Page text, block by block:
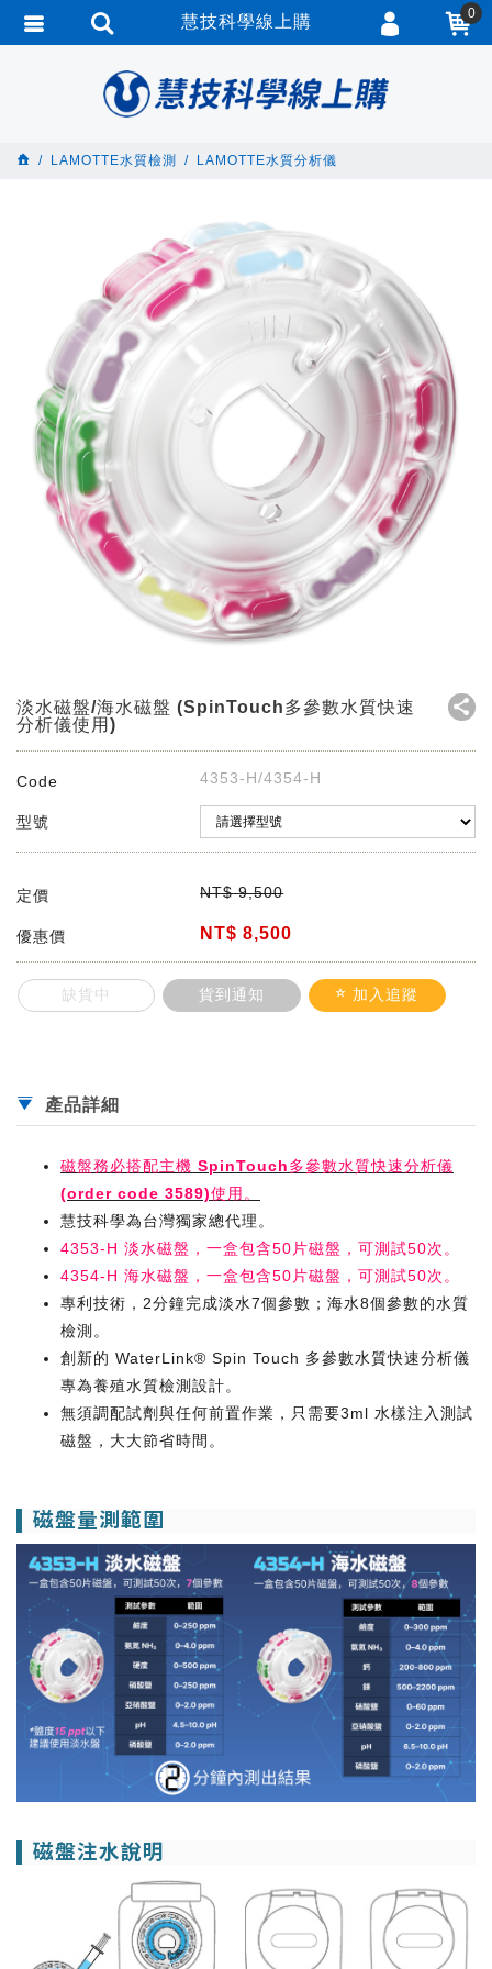
LAMOTTE水質檢測 LAMOTTE水質分析儀
淡水磁盤/海水磁盤 (SpinTouch多參數水質快速
分析儀使用)
Code 4353-H/4354-H
型號
定價 NT$ 9,500
優惠價 NT$ 8,500
缺貨中 貨到通知 加入追蹤
產品詳細
磁盤務必搭配主機 SpinTouch多參數水質快速分析儀
(order code 3589)使用。
慧技科學為台灣獨家總代理。
4353-H 淡水磁盤，一盒包含50片磁盤，可測試50次。
4354-H 海水磁盤，一盒包含50片磁盤，可測試50次。
專利技術，2分鐘完成淡水7個參數；海水8個參數的水質
檢測。
創新的 WaterLink® Spin Touch 多參數水質快速分析儀
專為養殖水質檢測設計。
無須調配試劑與任何前置作業，只需要3ml 水樣注入測試
磁盤，大大節省時間。
磁盤量測範圍
磁盤注水說明
慧技科學線上購 0
會員註冊
追蹤清單
匯款通知